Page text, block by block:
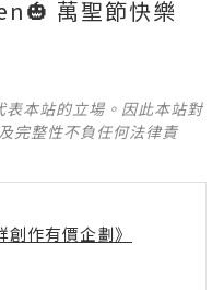
萬聖節快樂
本站的立場。因此本站對
完整性不負任何法律責
創作有價企劃》